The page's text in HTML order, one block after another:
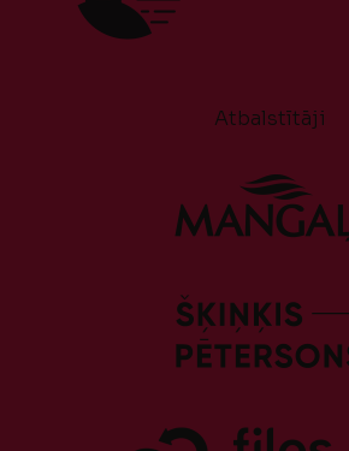
Atbalstītāji